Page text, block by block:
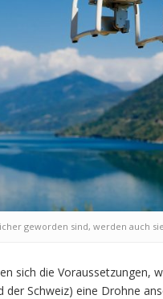
geworden sind, werden auch
sich die Voraussetzungen,
der Schweiz) eine Drohne